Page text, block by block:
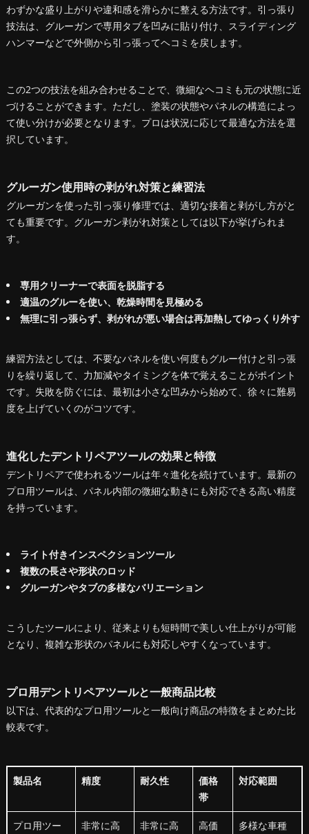
わずかな盛り上がりや違和感を滑らかに整える方法です。引っ張り
技法は、グルーガンで専用タブを凹みに貼り付け、スライディング
ハンマーなどで外側から引っ張ってヘコミを戻します。
この2つの技法を組み合わせることで、微細なヘコミも元の状態に近
づけることができます。ただし、塗装の状態やパネルの構造によっ
て使い分けが必要となります。プロは状況に応じて最適な方法を選
択しています。
グルーガン使用時の剥がれ対策と練習法
グルーガンを使った引っ張り修理では、適切な接着と剥がし方がと
ても重要です。グルーガン剥がれ対策としては以下が挙げられま
す。
専用クリーナーで表面を脱脂する
適温のグルーを使い、乾燥時間を見極める
無理に引っ張らず、剥がれが悪い場合は再加熱してゆっくり外す
練習方法としては、不要なパネルを使い何度もグルー付けと引っ張
りを繰り返して、力加減やタイミングを体で覚えることがポイント
です。失敗を防ぐには、最初は小さな凹みから始めて、徐々に難易
度を上げていくのがコツです。
進化したデントリペアツールの効果と特徴
デントリペアで使われるツールは年々進化を続けています。最新の
プロ用ツールは、パネル内部の微細な動きにも対応できる高い精度
を持っています。
ライト付きインスペクションツール
複数の長さや形状のロッド
グルーガンやタブの多様なバリエーション
こうしたツールにより、従来よりも短時間で美しい仕上がりが可能
となり、複雑な形状のパネルにも対応しやすくなっています。
プロ用デントリペアツールと一般商品比較
以下は、代表的なプロ用ツールと一般向け商品の特徴をまとめた比
較表です。
製品名 精度 耐久性
価格
帯
対応範囲
プロ用ツー
非常に高
非常に高
高価
多様な車種